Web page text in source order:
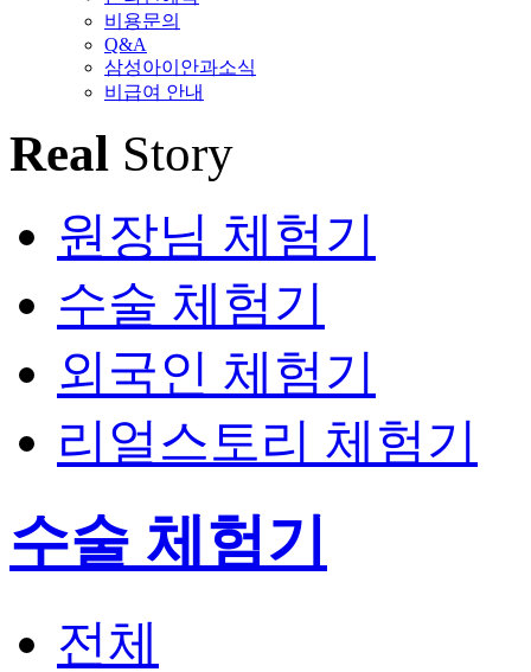
비용문의
Q&A
삼성아이안과소식
비급여 안내
Real Story
원장님 체험기
수술 체험기
외국인 체험기
리얼스토리 체험기
수술 체험기
전체